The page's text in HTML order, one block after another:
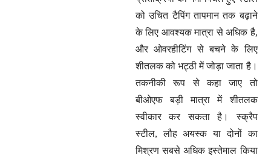
को उचित टैपिंग तापमान तक बढ़ाने
के लिए आवश्यक मात्रा से अधिक है,
और ओवरहीटिंग से बचने के लिए
शीतलक को भट्ठी में जोड़ा जाता है।
तकनीकी रूप से कहा जाए तो
बीओएफ बड़ी मात्रा में शीतलक
स्वीकार कर सकता है। स्क्रैप
स्टील, लौह अयस्क या दोनों का
मिश्रण सबसे अधिक इस्तेमाल किया